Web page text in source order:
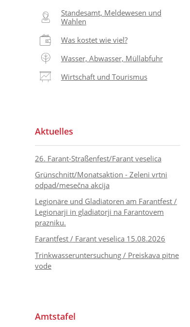
Standesamt, Meldewesen und
Wahlen
Was kostet wie viel?
Wasser, Abwasser, Müllabfuhr
Wirtschaft und Tourismus
Aktuelles
26. Farant-Straßenfest/Farant veselica
Grünschnitt/Monatsaktion - Zeleni vrtni
odpad/mesečna akcija
Legionäre und Gladiatoren am Farantfest /
Legionarji in gladiatorji na Farantovem
prazniku.
Farantfest / Farant veselica 15.08.2026
Trinkwasseruntersuchung / Preiskava pitne
vode
Amtstafel